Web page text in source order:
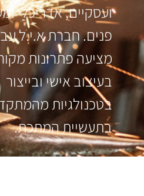
ועסקיים, אדריכלי
פנים. חברת א.י.ל
מציעה פתרונות
בעיצוב אישי ובייצור
בטכנולגיות
בתעשיית המתכת.